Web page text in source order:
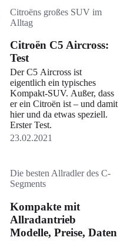
Citroëns großes SUV im
Alltag
Citroën C5 Aircross:
Test
Der C5 Aircross ist
eigentlich ein typisches
Kompakt-SUV. Außer, dass
er ein Citroën ist – und damit
hier und da etwas speziell.
Erster Test.
23.02.2021
Die besten Allradler des C-
Segments
Kompakte mit
Allradantrieb
Modelle, Preise, Daten